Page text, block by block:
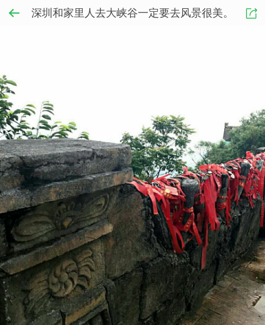
深圳和家里人去大峡谷一定要去风景很美。